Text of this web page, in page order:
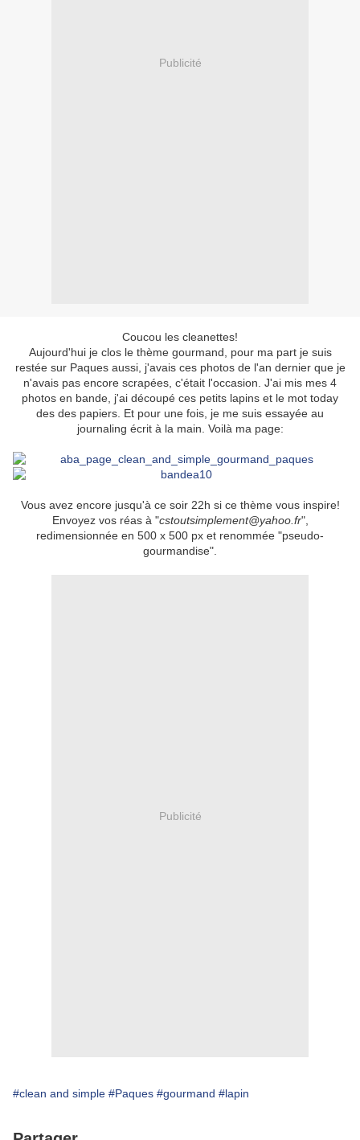
Publicité
Coucou les cleanettes!
Aujourd'hui je clos le thème gourmand, pour ma part je suis
restée sur Paques aussi, j'avais ces photos de l'an dernier que je
n'avais pas encore scrapées, c'était l'occasion. J'ai mis mes 4
photos en bande, j'ai découpé ces petits lapins et le mot today
des des papiers. Et pour une fois, je me suis essayée au
journaling écrit à la main. Voilà ma page:
Vous avez encore jusqu'à ce soir 22h si ce thème vous inspire!
Envoyez vos réas à "cstoutsimplement@yahoo.fr",
redimensionnée en 500 x 500 px et renommée "pseudo-
gourmandise".
Publicité
#clean and simple #Paques #gourmand #lapin